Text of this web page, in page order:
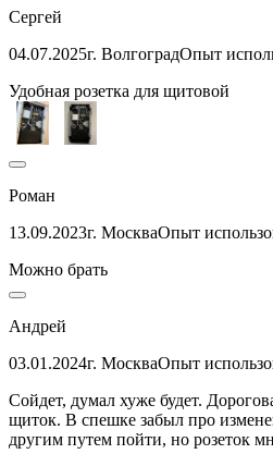
Сергей
04.07.2025г. ВолгоградОпыт
Удобная розетка для щитовой
Роман
13.09.2023г. МоскваОпыт
Можно брать
Андрей
03.01.2024г. МоскваОпыт
Сойдет, думал хуже будет.
щиток. В спешке забыл про
другим путем пойти, но розеток